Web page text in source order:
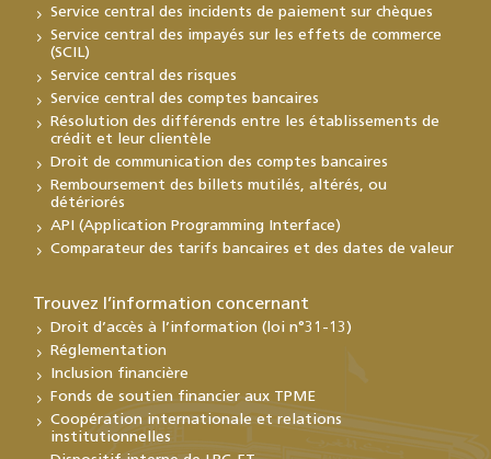
Service central des incidents de paiement sur chèques
Service central des impayés sur les effets de commerce
(SCIL)
Service central des risques
Service central des comptes bancaires
Résolution des différends entre les établissements de
crédit et leur clientèle
Droit de communication des comptes bancaires
Remboursement des billets mutilés, altérés, ou
détériorés
API (Application Programming Interface)
Comparateur des tarifs bancaires et des dates de valeur
Trouvez l’information concernant
Droit d’accès à l’information (loi n°31-13)
Réglementation
Inclusion financière
Fonds de soutien financier aux TPME
Coopération internationale et relations
institutionnelles